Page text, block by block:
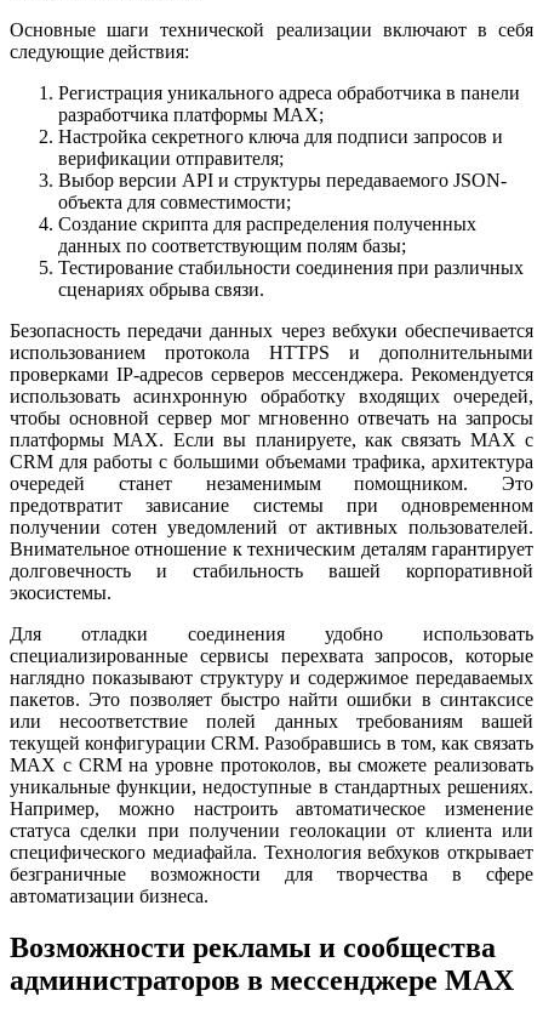
Основные шаги технической реализации включают в себя
следующие действия:
Регистрация уникального адреса обработчика в панели
разработчика платформы MAX;
Настройка секретного ключа для подписи запросов и
верификации отправителя;
Выбор версии API и структуры передаваемого JSON-
объекта для совместимости;
Создание скрипта для распределения полученных
данных по соответствующим полям базы;
Тестирование стабильности соединения при различных
сценариях обрыва связи.
Безопасность передачи данных через вебхуки обеспечивается
использованием протокола HTTPS и дополнительными
проверками IP-адресов серверов мессенджера. Рекомендуется
использовать асинхронную обработку входящих очередей,
чтобы основной сервер мог мгновенно отвечать на запросы
платформы MAX. Если вы планируете, как связать MAX с
CRM для работы с большими объемами трафика, архитектура
очередей станет незаменимым помощником. Это
предотвратит зависание системы при одновременном
получении сотен уведомлений от активных пользователей.
Внимательное отношение к техническим деталям гарантирует
долговечность и стабильность вашей корпоративной
экосистемы.
Для отладки соединения удобно использовать
специализированные сервисы перехвата запросов, которые
наглядно показывают структуру и содержимое передаваемых
пакетов. Это позволяет быстро найти ошибки в синтаксисе
или несоответствие полей данных требованиям вашей
текущей конфигурации CRM. Разобравшись в том, как связать
MAX с CRM на уровне протоколов, вы сможете реализовать
уникальные функции, недоступные в стандартных решениях.
Например, можно настроить автоматическое изменение
статуса сделки при получении геолокации от клиента или
специфического медиафайла. Технология вебхуков открывает
безграничные возможности для творчества в сфере
автоматизации бизнеса.
Возможности рекламы и сообщества
администраторов в мессенджере MAX